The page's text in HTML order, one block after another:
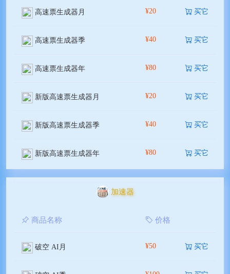
高速票生成器月 ¥20 买它
高速票生成器季 ¥40 买它
高速票生成器年 ¥80 买它
新版高速票生成器月 ¥20 买它
新版高速票生成器季 ¥40 买它
新版高速票生成器年 ¥80 买它
加速器
商品名称 价格
破空 AI月 ¥50 买它